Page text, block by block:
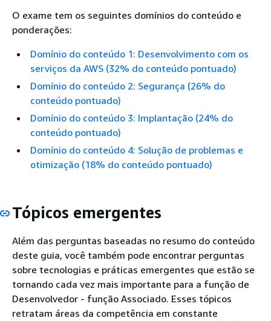
O exame tem os seguintes domínios do conteúdo e
ponderações:
Domínio do conteúdo 1: Desenvolvimento com os
serviços da AWS (32% do conteúdo pontuado)
Domínio do conteúdo 2: Segurança (26% do
conteúdo pontuado)
Domínio do conteúdo 3: Implantação (24% do
conteúdo pontuado)
Domínio do conteúdo 4: Solução de problemas e
otimização (18% do conteúdo pontuado)
Tópicos emergentes
Além das perguntas baseadas no resumo do conteúdo
deste guia, você também pode encontrar perguntas
sobre tecnologias e práticas emergentes que estão se
tornando cada vez mais importante para a função de
Desenvolvedor - função Associado. Esses tópicos
retratam áreas da competência em constante